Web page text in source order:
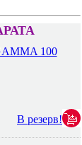
100
В резерв!